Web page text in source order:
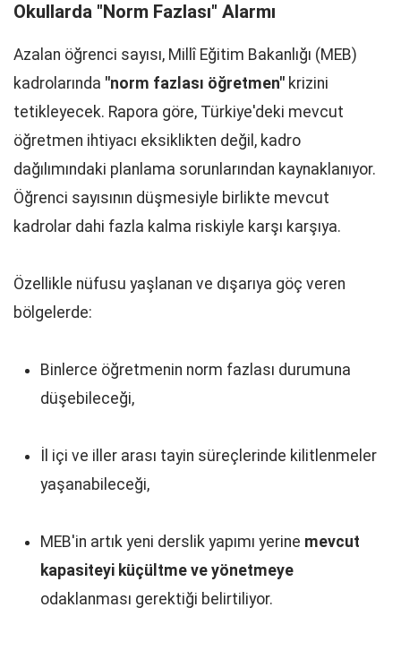
Okullarda "Norm Fazlası" Alarmı
Azalan öğrenci sayısı, Millî Eğitim Bakanlığı (MEB)
kadrolarında "norm fazlası öğretmen" krizini
tetikleyecek. Rapora göre, Türkiye'deki mevcut
öğretmen ihtiyacı eksiklikten değil, kadro
dağılımındaki planlama sorunlarından kaynaklanıyor.
Öğrenci sayısının düşmesiyle birlikte mevcut
kadrolar dahi fazla kalma riskiyle karşı karşıya.
Özellikle nüfusu yaşlanan ve dışarıya göç veren
bölgelerde:
Binlerce öğretmenin norm fazlası durumuna
düşebileceği,
İl içi ve iller arası tayin süreçlerinde kilitlenmeler
yaşanabileceği,
MEB'in artık yeni derslik yapımı yerine mevcut
kapasiteyi küçültme ve yönetmeye
odaklanması gerektiği belirtiliyor.